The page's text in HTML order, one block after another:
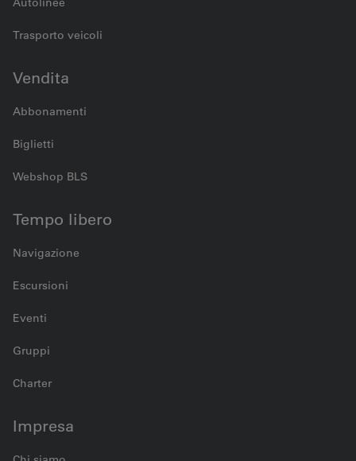
Trasporto veicoli
Vendita
Abbonamenti
Biglietti
Webshop BLS
Tempo libero
Navigazione
Escursioni
Eventi
Gruppi
Charter
Impresa